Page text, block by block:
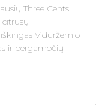
Three Cents
Viduržemio
ir bergamočių